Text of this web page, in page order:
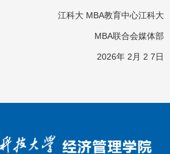
江科大 MBA教育中心江科大
MBA联合会媒体部
2026年 2月 2 7日